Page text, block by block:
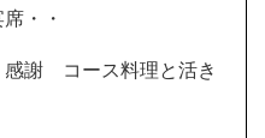
・・
感謝 コース料理と活き